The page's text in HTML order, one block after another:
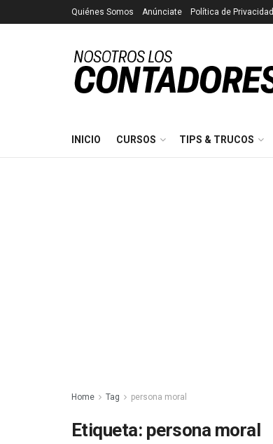
Quiénes Somos Anúnciate Política de Privacidad
INICIO CURSOS TIPS & TRUCOS
Home Tag persona moral
Etiqueta: persona moral